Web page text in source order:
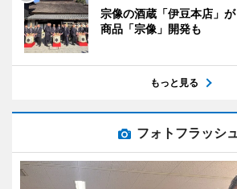
宗像の酒蔵「伊豆本店」
商品「宗像」開発も
もっと見る
フォトフラッシ